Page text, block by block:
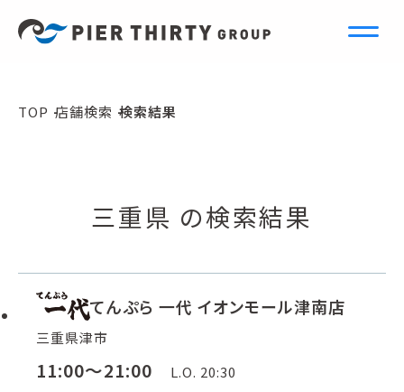
TOP 店舗検索 検索結果
三重県 の検索結果
てんぷら 一代 イオンモール津南店
三重県津市
11:00～21:00
L.O. 20:30